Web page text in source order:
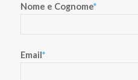
Nome e Cognome*
Email*